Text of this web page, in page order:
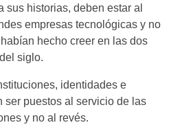
sus historias, deben estar al
empresas tecnológicas y no
hecho creer en las dos
siglo.
identidades e
ser puestos al servicio de las
y no al revés.